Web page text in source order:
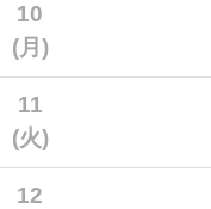
10
(月)
11
(火)
12